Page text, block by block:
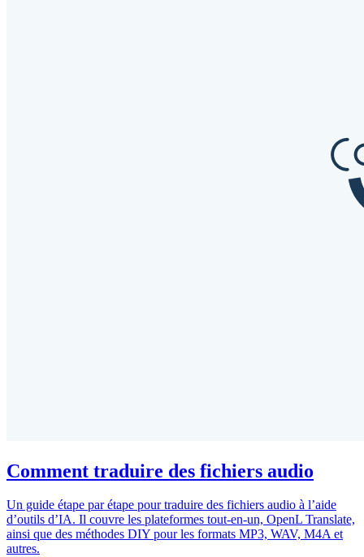
Comment traduire des fichiers audio
Un guide étape par étape pour traduire des fichiers audio à l’aide
d’outils d’IA. Il couvre les plateformes tout-en-un, OpenL Translate,
ainsi que des méthodes DIY pour les formats MP3, WAV, M4A et
autres.